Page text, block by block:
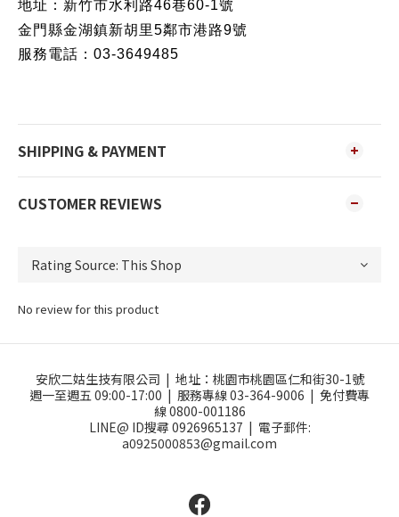
地址 ： 新竹市水利路46巷60-1號
金門縣金湖鎮新胡里5鄰市港路9號
服務電話：03-3649485
SHIPPING & PAYMENT
CUSTOMER REVIEWS
No review for this product
安欣二姑生技有限公司 | 地址： 桃園市桃園區仁和街30-1號
週一至週五 09:00-17:00 | 服務專線 03-364-9006 | 免付費專
線 0800-001186
LINE@ ID搜尋 0926965137 | 電子郵件:
a0925000853@gmail.com